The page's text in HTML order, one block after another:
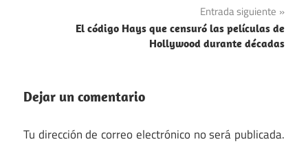
Entrada siguiente
El código Hays que censuró las películas de
Hollywood durante décadas
Dejar un comentario
Tu dirección de correo electrónico no será publicada.